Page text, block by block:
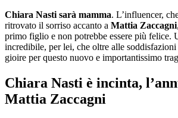
Chiara Nasti sarà mamma. L’influencer,
ritrovato il sorriso accanto a Mattia Zaccagni
primo figlio e non potrebbe essere più felice.
incredibile, per lei, che oltre alle
gioire per questo nuovo e importantissimo
Chiara Nasti è incinta,
Mattia Zaccagni